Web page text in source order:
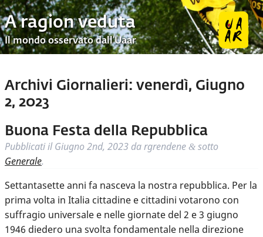
A ragion veduta
Il mondo osservato dall’Uaar
Archivi Giornalieri: venerdì, Giugno
2, 2023
Buona Festa della Repubblica
Pubblicati ilGiugno 2nd, 2023 dargrendene & sotto
Generale.
Settantasette anni fa nasceva la nostra repubblica. Per la
prima volta in Italia cittadine e cittadini votarono con
suffragio universale e nelle giornate del 2 e 3 giugno
1946 diedero una svolta fondamentale nella direzione